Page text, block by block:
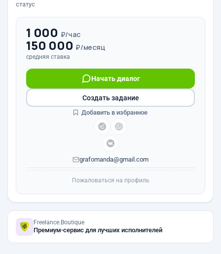
статус
1 000 ₽/час
150 000 ₽/месяц
средняя ставка
Начать диалог
grafomanda@gmail.com
Создать задание
Добавить в избранное
Пожаловаться на профиль
Freelance.Boutique
Премиум-сервис для лучших исполнителей